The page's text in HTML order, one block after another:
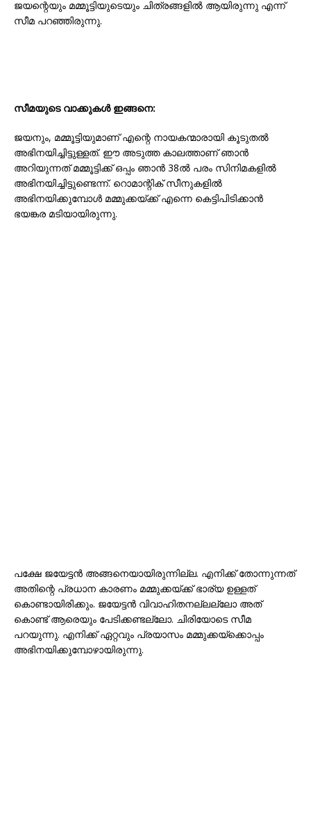
ജയന്റെയും മമ്മൂട്ടിയുടെയും ചിത്രങ്ങളിൽ ആയിരുന്നു എന്ന്
സീമ പറഞ്ഞിരുന്നു.
സീമയുടെ വാക്കുകൾ ഇങ്ങനെ:
ജയനും, മമ്മൂട്ടിയുമാണ് എന്റെ നായകന്മാരായി കൂടുതൽ
അഭിനയിച്ചിട്ടുള്ളത്. ഈ അടുത്ത കാലത്താണ് ഞാൻ
അറിയുന്നത് മമ്മൂട്ടിക്ക് ഒപ്പം ഞാൻ 38ൽ പരം സിനിമകളിൽ
അഭിനയിച്ചിട്ടുണ്ടെന്ന്. റൊമാന്റിക് സീനുകളിൽ
അഭിനയിക്കുമ്പോൾ മമ്മുക്കയ്ക്ക് എന്നെ കെട്ടിപിടിക്കാൻ
ഭയങ്കര മടിയായിരുന്നു.
പക്ഷേ ജയേട്ടൻ അങ്ങനെയായിരുന്നില്ല. എനിക്ക് തോന്നുന്നത്
അതിന്റെ പ്രധാന കാരണം മമ്മുക്കയ്ക്ക് ഭാര്യ ഉള്ളത്
കൊണ്ടായിരിക്കും. ജയേട്ടൻ വിവാഹിതനല്ലല്ലോ അത്
കൊണ്ട് ആരെയും പേടിക്കണ്ടല്ലോ. ചിരിയോടെ സീമ
പറയുന്നു. എനിക്ക് ഏറ്റവും പ്രയാസം മമ്മുക്കയ്‌ക്കൊപ്പം
അഭിനയിക്കുമ്പോഴായിരുന്നു.